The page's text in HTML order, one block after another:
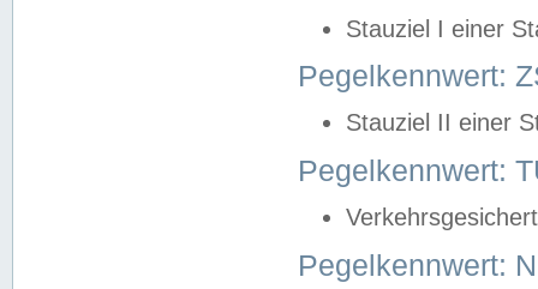
Stauziel I einer
Pegelkennwert:
Stauziel II einer
Pegelkennwert:
Pegelkennwert: